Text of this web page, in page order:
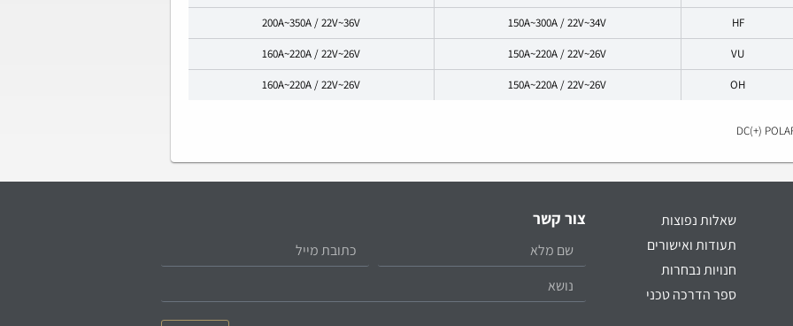
HF
150A~300A / 22V~34V
200A~350A / 22V~36V
VU
150A~220A / 22V~26V
160A~220A / 22V~26V
OH
150A~220A / 22V~26V
160A~220A / 22V~26V
DC(+)
שאלות נפוצות
תעודות ואישורים
חנויות נבחרות
ספר הדרכה טכני
צור קשר